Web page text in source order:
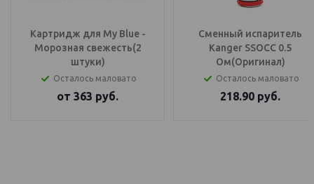
Картридж для My Blue -
Морозная свежесть(2
штуки)
Осталось маловато
от 363 руб.
Сменный испаритель
Kanger SSOCC 0.5
Ом(Оригинал)
Осталось маловато
218.90 руб.